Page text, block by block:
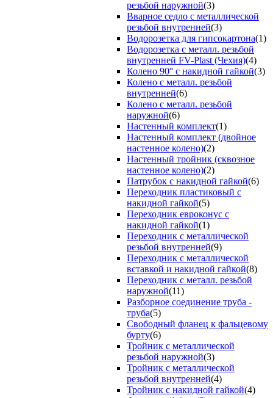
резьбой наружной(3)
Вварное седло с металлической
резьбой внутренней(3)
Водорозетка для гипсокартона(1)
Водорозетка с металл. резьбой
внутренней FV-Plast (Чехия)(4)
Колено 90° с накидной гайкой(3)
Колено с металл. резьбой
внутренней(6)
Колено с металл. резьбой
наружной(6)
Настенный комплект(1)
Настенный комплект (двойное
настенное колено)(2)
Настенный тройник (сквозное
настенное колено)(2)
Патрубок с накидной гайкой(6)
Переходник пластиковый с
накидной гайкой(5)
Переходник евроконус с
накидной гайкой(1)
Переходник с металлической
резьбой внутренней(9)
Переходник с металлической
вставкой и накидной гайкой(8)
Переходник с металл. резьбой
наружной(11)
Разборное соединение труба -
труба(5)
Свободный фланец к фальцевому
бурту(6)
Тройник с металлической
резьбой наружной(3)
Тройник с металлической
резьбой внутренней(4)
Тройник с накидной гайкой(4)